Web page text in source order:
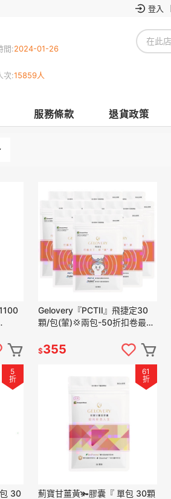
登入
間:2024-01-26
次:15859人
服務條款 退貨政策
Gelovery『PCTII』飛捷定30
顆/包(葷)💢兩包-50折扣卷最優
$355
5
折
30
61
折
薊寶甘薑黃🫚膠囊『 單包 30顆